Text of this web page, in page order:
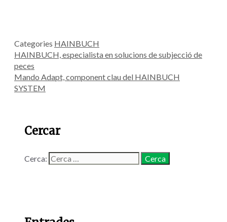
Categories HAINBUCH
HAINBUCH, especialista en solucions de subjecció de
peces
Mando Adapt, component clau del HAINBUCH
SYSTEM
Cercar
Cerca: